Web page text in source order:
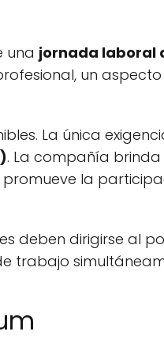
una jornada laboral
un
La única
. La compañía brinda
la
deben dirigirse al
trabajo